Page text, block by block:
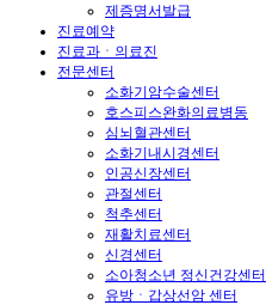
제증명서발급
진료예약
진료과ㆍ의료진
전문센터
소화기암수술센터
호스피스완화의료병동
심뇌혈관센터
소화기내시경센터
인공신장센터
관절센터
척추센터
재활치료센터
신경센터
소아청소년 정신건강센터
유방ㆍ갑상선암 센터